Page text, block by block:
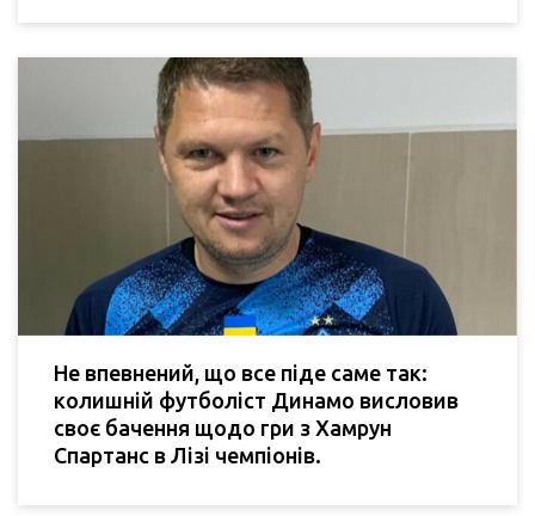
Не впевнений, що все піде саме так:
колишній футболіст Динамо висловив
своє бачення щодо гри з Хамрун
Спартанс в Лізі чемпіонів.